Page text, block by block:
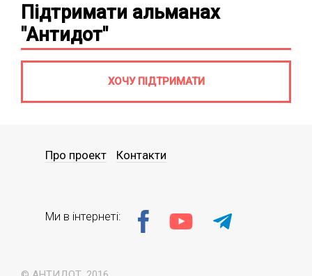
Підтримати альманах
"Антидот"
ХОЧУ ПІДТРИМАТИ
Про проект Контакти
Ми в інтернеті: